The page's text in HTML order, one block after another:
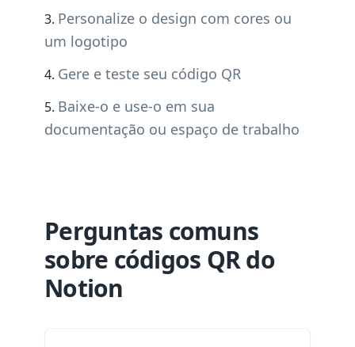
Personalize o design com cores ou
um logotipo
Gere e teste seu código QR
Baixe-o e use-o em sua
documentação ou espaço de trabalho
Perguntas comuns
sobre códigos QR do
Notion